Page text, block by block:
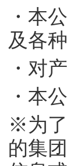
・本
及各
・对
・本
※为了
的集